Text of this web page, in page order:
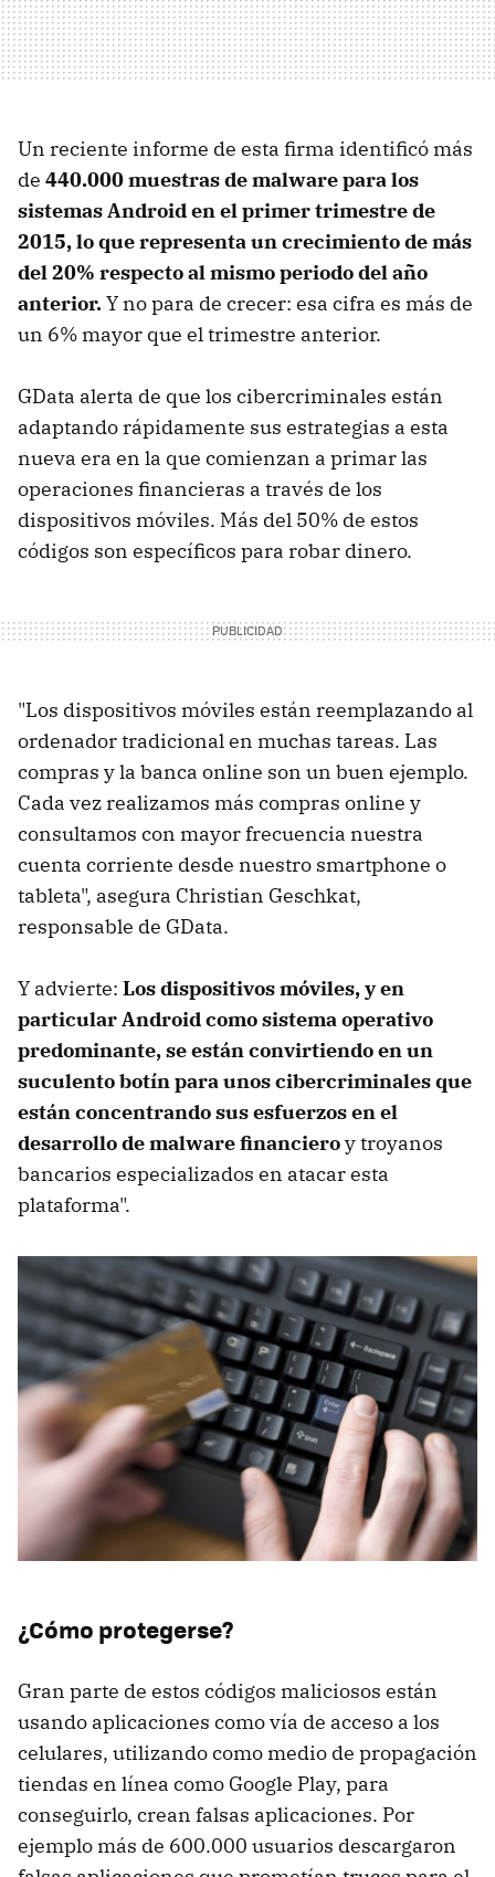
Un reciente informe de esta firma identificó más
de 440.000 muestras de malware para los
sistemas Android en el primer trimestre de
2015, lo que representa un crecimiento de más
del 20% respecto al mismo periodo del año
anterior.Y no para de crecer: esa cifra es más de
un 6% mayor que el trimestre anterior.
GData alerta de que los cibercriminales están
adaptando rápidamente sus estrategias a esta
nueva era en la que comienzan a primar las
operaciones financieras a través de los
dispositivos móviles. Más del 50% de estos
códigos son específicos para robar dinero.
"Los dispositivos móviles están reemplazando al
ordenador tradicional en muchas tareas. Las
compras y la banca online son un buen ejemplo.
Cada vez realizamos más compras online y
consultamos con mayor frecuencia nuestra
cuenta corriente desde nuestro smartphone o
tableta", asegura Christian Geschkat,
responsable de GData.
Y advierte: Los dispositivos móviles, y en
particular Android como sistema operativo
predominante, se están convirtiendo en un
suculento botín para unos cibercriminales que
están concentrando sus esfuerzos en el
desarrollo de malware financieroy troyanos
bancarios especializados en atacar esta
plataforma".
¿Cómo protegerse?
Gran parte de estos códigos maliciosos están
usando aplicaciones como vía de acceso a los
celulares, utilizando como medio de propagación
tiendas en línea como Google Play, para
conseguirlo, crean falsas aplicaciones. Por
ejemplo más de 600.000 usuarios descargaron